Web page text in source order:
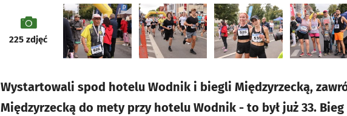
galeria
225 zdjęć
Wystartowali spod hotelu Wodnik i biegli Międzyrzecką,
Międzyrzecką do mety przy hotelu Wodnik - to był już 33.